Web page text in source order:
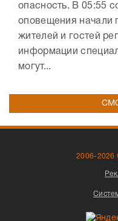
опасность. В 05:55
оповещения начали
жителей и гостей
информации
могут...
2006-